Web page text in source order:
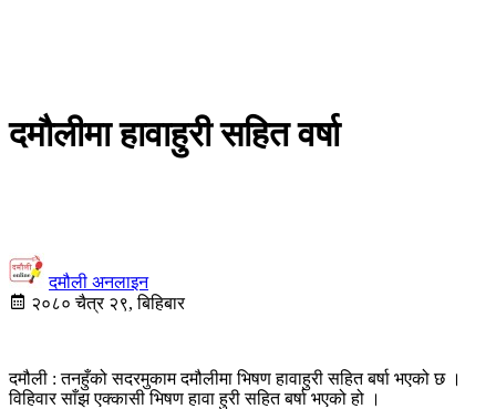
दमौलीमा हावाहुरी सहित वर्षा
दमौली अनलाइन
२०८० चैत्र २९, बिहिबार
दमौली : तनहुँको सदरमुकाम दमौलीमा भिषण हावाहुरी सहित बर्षा भएको छ ।
विहिवार साँझ एक्कासी भिषण हावा हुरी सहित बर्षा भएको हो ।